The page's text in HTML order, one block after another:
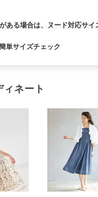
る場合は、ヌード対応サイ
単サイズチェック
ィネート